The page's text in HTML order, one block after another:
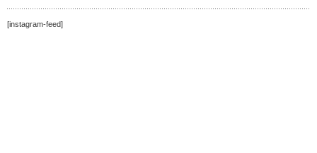
[instagram-feed]